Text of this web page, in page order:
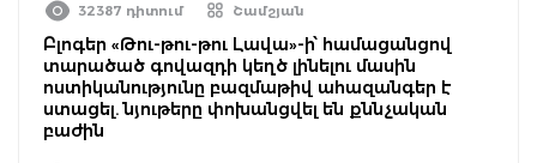
32387 դիտում Շամշյան
Բլոգեր «Թու-թու-թու Լավա»-ի՝ համացանցով
տարածած գովազդի կեղծ լինելու մասին
ոստիկանությունը բազմաթիվ ահազանգեր է
ստացել. նյութերը փոխանցվել են քննչական
բաժին